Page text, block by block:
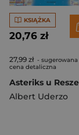
KSIĄŻKA
20,76 zł
27,99 zł - sugerowana
cena detaliczna
Albert Uderzo